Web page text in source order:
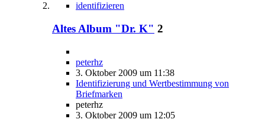
identifizieren
Altes Album "Dr. K" 2
peterhz
3. Oktober 2009 um 11:38
Identifizierung und Wertbestimmung von
Briefmarken
peterhz
3. Oktober 2009 um 12:05